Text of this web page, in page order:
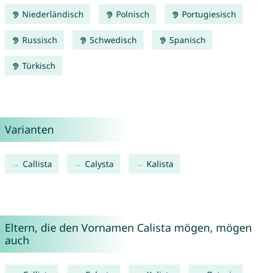
Niederländisch Polnisch Portugiesisch
Russisch Schwedisch Spanisch
Türkisch
Varianten
Callista Calysta Kalista
Eltern, die den Vornamen Calista mögen, mögen
auch